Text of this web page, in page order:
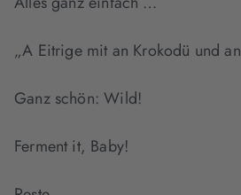
„A Eitrige mit an Krokodü und
Ganz schön: Wild!
Ferment it, Baby!